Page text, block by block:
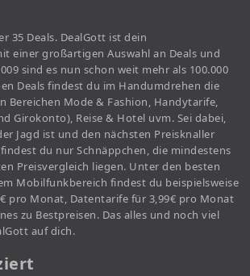
35 Deals. DealGott ist dein
einer großartigen Auswahl an Deals und
sind es nun schon weit mehr als 100.000
Deals findest du im Handumdrehen die
Bereichen Mode & Fashion, Handytarife,
Girokonto), Reise & Hotel uvm. Sei dabei,
Jagd ist und den nächsten Preisknaller
du nur Schnäppchen, die mindestens
Preisvergleich liegen. Unter den besten
Mobilfunkbereich findest du beispielsweise
pro Monat, Datentarife für 3,99€ pro Monat
zu Bestpreisen. Das alles und noch viel
auf dich.